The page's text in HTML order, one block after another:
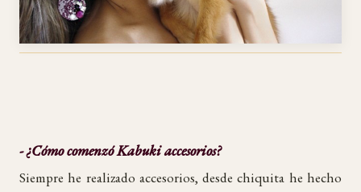
- ¿Cómo comenzó Kabuki accesorios?
Siempre he realizado accesorios, desde chiquita he hecho